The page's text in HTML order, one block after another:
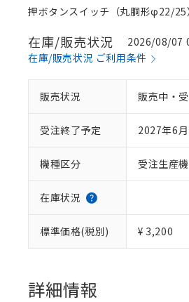
押ボタンスイッチ（丸胴形φ22/25
在庫/販売状況
2026/08/07
在庫/販売状況 ご利用条件
販売状況 販売中・
受注終了予定 2027年6月
機種区分 受注生産
在庫状況
標準価格(税別) ¥ 3,200
詳細情報